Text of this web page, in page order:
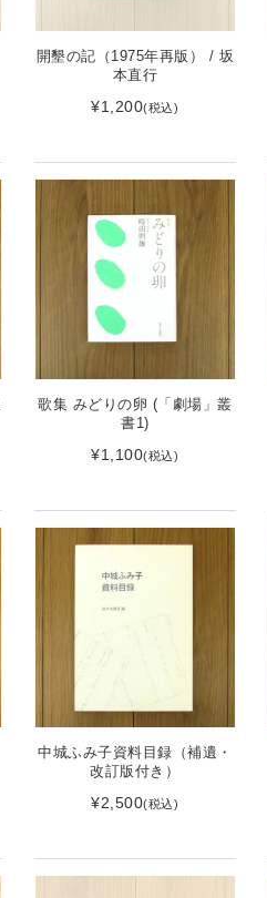
開墾の記（1975年再版） / 坂
本直行
¥1,200(税込)
歌集 みどりの卵 (「劇場」叢
書1)
¥1,100(税込)
中城ふみ子資料目録（補遺・
改訂版付き）
¥2,500(税込)